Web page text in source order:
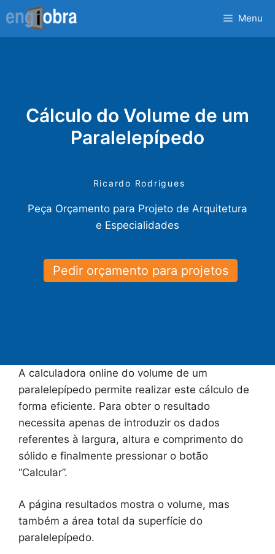
Saltar
para
o
Menu
Cálculo do Volume de um
Paralelepípedo
Ricardo Rodrigues
Peça Orçamento para Projeto de Arquitetura
e Especialidades
Pedir orçamento para projetos
A calculadora online do volume de um
paralelepípedo permite realizar este cálculo de
forma eficiente. Para obter o resultado
necessita apenas de introduzir os dados
referentes à largura, altura e comprimento do
sólido e finalmente pressionar o botão
“Calcular”.
A página resultados mostra o volume, mas
também a área total da superfície do
paralelepípedo.